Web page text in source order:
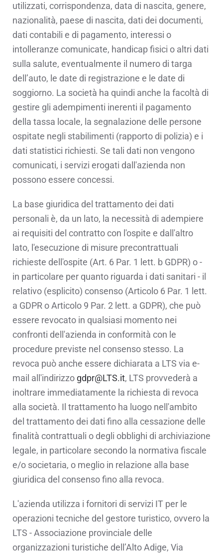
utilizzati, corrispondenza, data di nascita, genere,
nazionalità, paese di nascita, dati dei documenti,
dati contabili e di pagamento, interessi o
intolleranze comunicate, handicap fisici o altri dati
sulla salute, eventualmente il numero di targa
dell’auto, le date di registrazione e le date di
soggiorno. La società ha quindi anche la facoltà di
gestire gli adempimenti inerenti il pagamento
della tassa locale, la segnalazione delle persone
ospitate negli stabilimenti (rapporto di polizia) e i
dati statistici richiesti. Se tali dati non vengono
comunicati, i servizi erogati dall'azienda non
possono essere concessi.
La base giuridica del trattamento dei dati
personali è, da un lato, la necessità di adempiere
ai requisiti del contratto con l'ospite e dall'altro
lato, l'esecuzione di misure precontrattuali
richieste dell'ospite (Art. 6 Par. 1 lett. b GDPR) o -
in particolare per quanto riguarda i dati sanitari - il
relativo (esplicito) consenso (Articolo 6 Par. 1 lett.
a GDPR o Articolo 9 Par. 2 lett. a GDPR), che può
essere revocato in qualsiasi momento nei
confronti dell'azienda in conformità con le
procedure previste nel consenso stesso. La
revoca può anche essere dichiarata a LTS via e-
mail all'indirizzo gdpr@LTS.it, LTS provvederà a
inoltrare immediatamente la richiesta di revoca
alla società. Il trattamento ha luogo nell'ambito
del trattamento dei dati fino alla cessazione delle
finalità contrattuali o degli obblighi di archiviazione
legale, in particolare secondo la normativa fiscale
e/o societaria, o meglio in relazione alla base
giuridica del consenso fino alla revoca.
L'azienda utilizza i fornitori di servizi IT per le
operazioni tecniche del gestore turistico, ovvero la
LTS - Associazione provinciale delle
organizzazioni turistiche dell’Alto Adige, Via